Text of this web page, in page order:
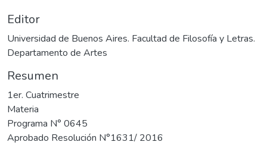
Editor
Universidad de Buenos Aires. Facultad de Filosofía y Letras.
Departamento de Artes
Resumen
1er. Cuatrimestre
Materia
Programa N° 0645
Aprobado Resolución N°1631/ 2016